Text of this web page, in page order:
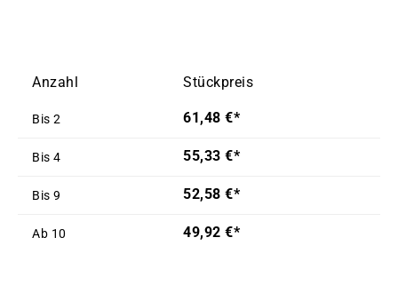
Anzahl Stückpreis
Bis 2 61,48 €*
Bis 4 55,33 €*
Bis 9 52,58 €*
Ab 10 49,92 €*